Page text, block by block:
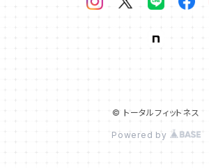
© トータルフィットネス
Powered by